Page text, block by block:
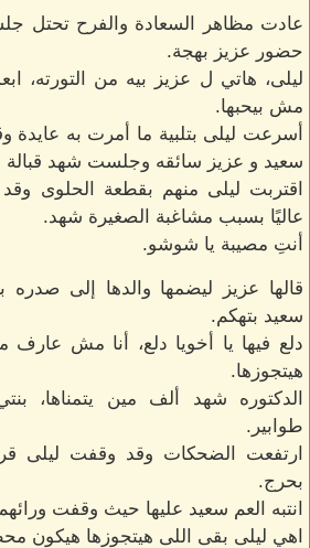
عادت مظاهر السعادة والفرح تحتل
حضور عزيز بهجة.
ليلى، هاتي ل عزيز بيه من التورته،
مش بيحبها.
أسرعت ليلى بتلبية ما أمرت به
سعيد و عزيز سائقه وجلست شهد قبالة
اقتربت ليلى منهم بقطعة الحلوى
عاليًا بسبب مشاغبة الصغيرة شهد.
أنتِ مصيبة يا شوشو.
قالها عزيز ليضمها والدها إلى
سعيد بتهكم.
دلع فيها يا أخويا دلع، أنا مش
هيتجوزها.
الدكتوره شهد ألف مين يتمناها،
طوابير.
ارتفعت الضحكات وقد وقفت ليلى
بحرج.
انتبه العم سعيد عليها حيث وقفت
اهي ليلى بقى اللى هيتجوزها هيكون